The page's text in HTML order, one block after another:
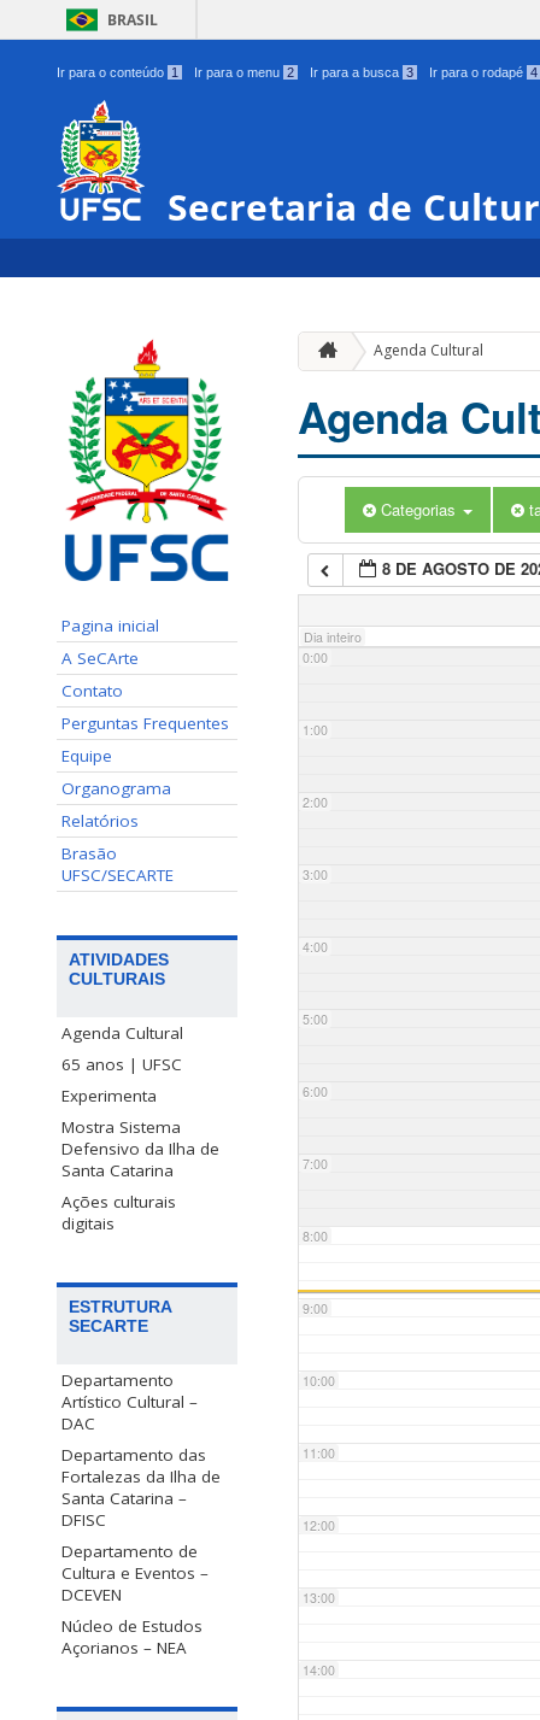
BRASIL
Ir para o conteúdo 1 Ir para o menu 2 Ir para a busca 3 Ir para o rodapé 4
Secretaria de
Pagina inicial
A SeCArte
Contato
Perguntas Frequentes
Equipe
Organograma
Relatórios
Brasão
UFSC/SECARTE
ATIVIDADES
CULTURAIS
Agenda Cultural
65 anos | UFSC
Experimenta
Mostra Sistema
Defensivo da Ilha de
Santa Catarina
Ações culturais
digitais
ESTRUTURA
SECARTE
Departamento
Artístico Cultural –
DAC
Departamento das
Fortalezas da Ilha de
Santa Catarina –
DFISC
Departamento de
Cultura e Eventos –
DCEVEN
Núcleo de Estudos
Açorianos – NEA
Agenda Cultural
Agenda
Categorias
8 DE AGOSTO DE
Dia inteiro
0:00
1:00
2:00
3:00
4:00
5:00
6:00
7:00
8:00
9:00
10:00
11:00
12:00
13:00
14:00